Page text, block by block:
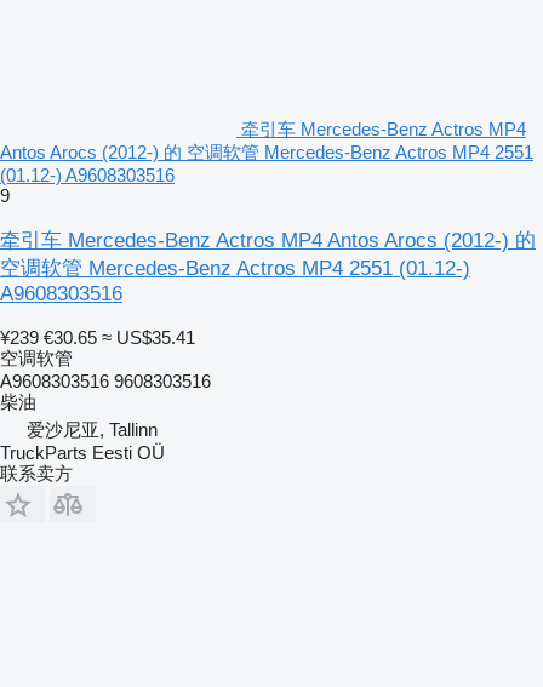
牵引车 Mercedes-Benz Actros MP4
Antos Arocs (2012-) 的 空调软管 Mercedes-Benz Actros MP4 2551
(01.12-) A9608303516
9
牵引车 Mercedes-Benz Actros MP4 Antos Arocs (2012-) 的
空调软管 Mercedes-Benz Actros MP4 2551 (01.12-)
A9608303516
¥239 €30.65 ≈ US$35.41
空调软管
A9608303516 9608303516
柴油
爱沙尼亚, Tallinn
TruckParts Eesti OÜ
联系卖方